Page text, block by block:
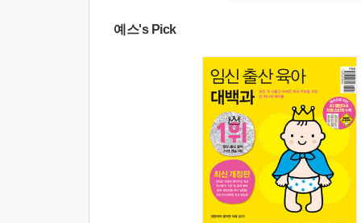
예스's Pick